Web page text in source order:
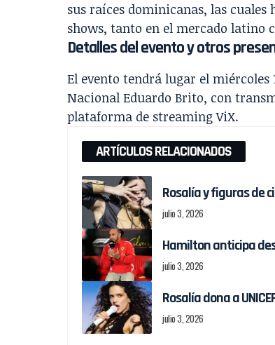
sus raíces dominicanas, las
shows, tanto en el mercado latino
Detalles del evento y otros
El evento tendrá lugar el miércoles
Nacional Eduardo Brito, con
plataforma de streaming ViX.
ARTÍCULOS RELACIONADOS
Rosalía y figuras de
julio 3, 2026
Hamilton anticipa
julio 3, 2026
Rosalía dona a
julio 3, 2026